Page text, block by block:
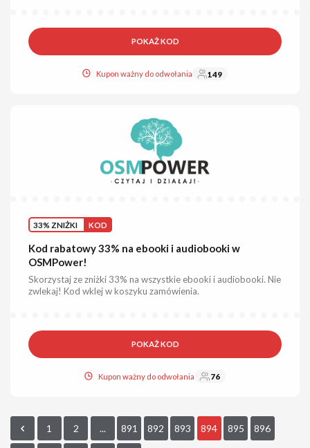
POKAŻ KOD
Kupon ważny do odwołania 149
33% ZNIŻKI KOD
Kod rabatowy 33% na ebooki i audiobooki w
OSMPower!
Skorzystaj ze zniżki 33% na wszystkie ebooki i audiobooki. Nie
zwlekaj! Kod wklej w koszyku zamówienia.
POKAŻ KOD
Kupon ważny do odwołania 76
1 2 ... 891 892 893 894 895 896